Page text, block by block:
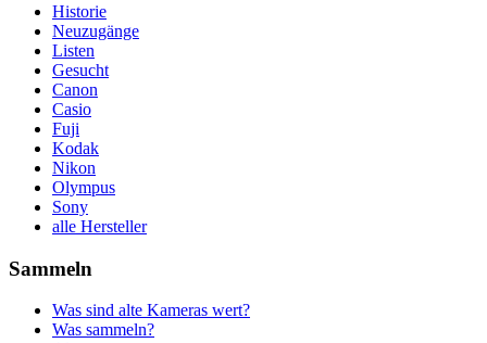
Historie
Neuzugänge
Listen
Gesucht
Canon
Casio
Fuji
Kodak
Nikon
Olympus
Sony
alle Hersteller
Sammeln
Was sind alte Kameras wert?
Was sammeln?